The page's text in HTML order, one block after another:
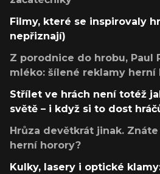
Filmy, které se inspirovaly
nepřiznají)
Z porodnice do hrobu, Paul
mléko: šílené reklamy herní
Střílet ve hrách není totéž
světě – i když si to dost
Hrůza devětkrát jinak.
herní horory?
Kulky, lasery i optické